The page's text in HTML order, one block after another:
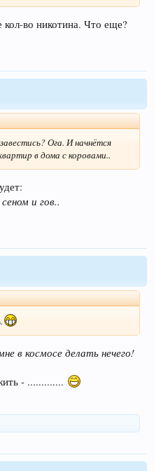
во никотина. Что еще?
Ога. И начнётся
в дома с коровами..
и гов..
в космосе делать нечего!
- .............